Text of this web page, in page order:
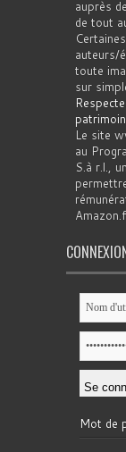
auprès
de tout
auteurs/
toute
sur
Le site
au
S.à r.l.,
Mot de